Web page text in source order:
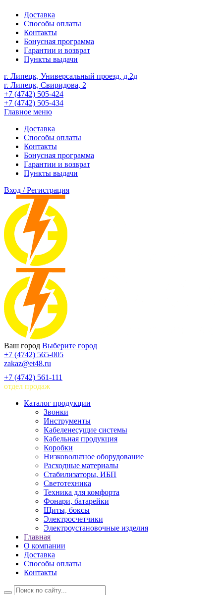
Доставка
Способы оплаты
Контакты
Бонусная программа
Гарантии и возврат
Пункты выдачи
г. Липецк, Универсальный проезд, д.2д
г. Липецк, Свиридова, 2
+7 (4742) 505-424
+7 (4742) 505-434
Главное меню
Доставка
Способы оплаты
Контакты
Бонусная программа
Гарантии и возврат
Пункты выдачи
Вход / Регистрация
Ваш город Выберите город
+7 (4742) 565-005
zakaz@et48.ru
+7 (4742) 561-111
отдел продаж
Каталог продукции
Звонки
Инструменты
Кабеленесущие системы
Кабельная продукция
Коробки
Низковольтное оборудование
Расходные материалы
Стабилизаторы, ИБП
Светотехника
Техника для комфорта
Фонари, батарейки
Щиты, боксы
Электросчетчики
Электроустановочные изделия
Главная
О компании
Доставка
Способы оплаты
Контакты